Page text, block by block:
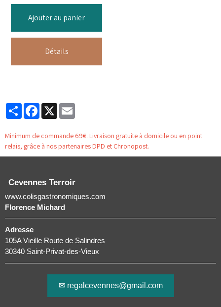
Ajouter au panier
Détails
PartagerFacebook
X
Minimum de commande 69€. Livraison gratuite à domicile ou en point
relais, grâce à nos partenaires DPD et Chronopost.
Cevennes Terroir
www.colisgastronomiques.com
Florence Michard
Adresse
105A Vieille Route de Salindres
30340 Saint-Privat-des-Vieux
✉ regalcevennes@gmail.com